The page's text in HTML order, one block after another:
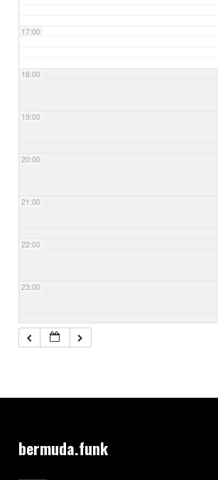
17:00
18:00
19:00
20:00
21:00
22:00
23:00
bermuda.funk